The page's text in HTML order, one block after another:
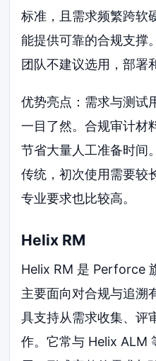
标准，且需求频繁跨软
能提供可靠的合规支撑
团队不建议选用，部署
优势亮点：需求与测试
一目了然。合规审计材
节省大量人工准备时间
传统，初次使用需要较
专业要求也比较高。
Helix RM
Helix RM 是 Perforce
主要面向对合规与追溯
具支持从需求收集、评
作。它常与 Helix ALM